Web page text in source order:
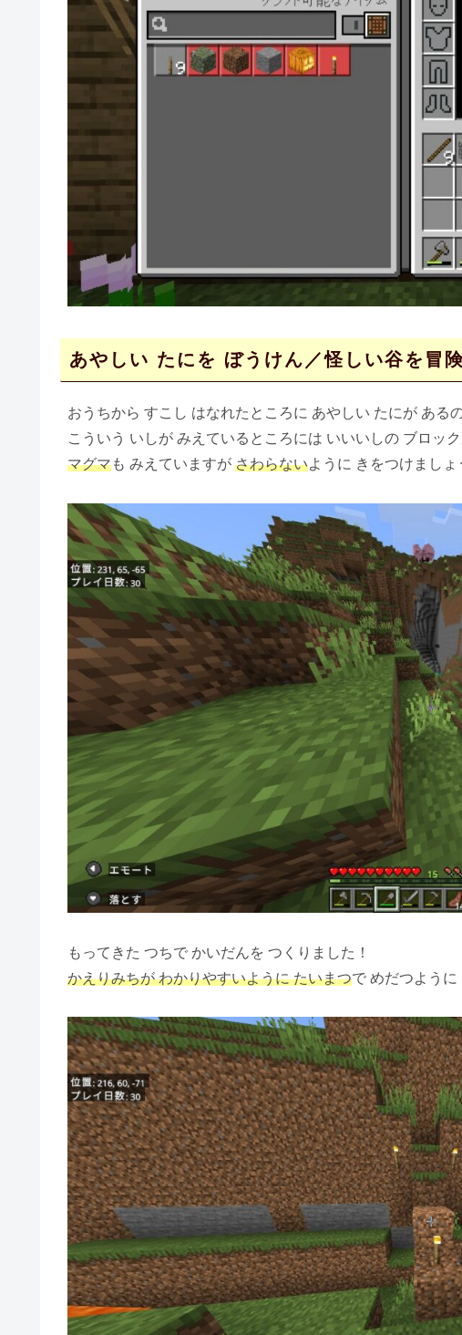
あやしい たにを ぼうけん／怪しい谷を冒
おうちから すこし はなれたところに あやしい たにが ある
こういう いしが みえているところには いいいしの ブロッ
マグマも みえていますが さわらないように きをつけましょ
もってきた つちで かいだんを つくりました！
かえりみちが わかりやすいように たいまつで めだつように